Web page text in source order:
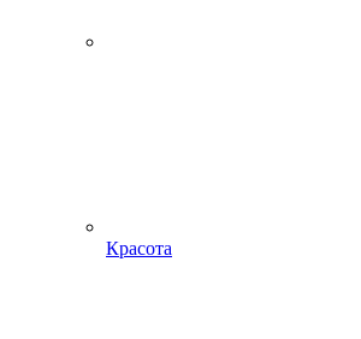
Красота